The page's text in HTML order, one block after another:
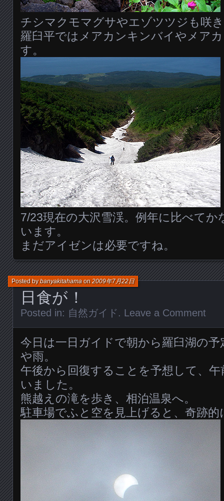
チシマクモマグサやエゾツツジも咲
羅臼平ではメアカンキンバイやメア
す。
7/23現在の大沢雪渓。例年に比べてか
います。
まだアイゼンは必要ですね。
日食が！
Posted bybanyakitahamaon2009年7月22日
Posted in: 自然ガイド . Leave a Comment
今日は一日ガイドで朝から羅臼湖の
や雨。
午後から回復することを予想して、
いました。
熊越えの滝を歩き、相泊温泉へ。
駐車場でふと空を見上げると、奇跡